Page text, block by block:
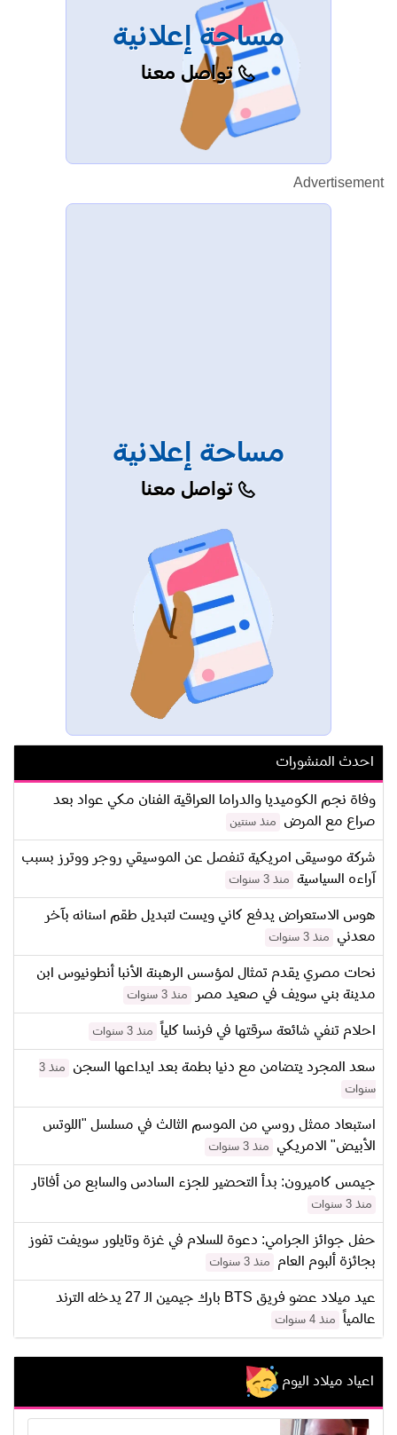
مساحة إعلانية
تواصل معنا
Advertisement
مساحة إعلانية
تواصل معنا
احدث المنشورات
وفاة نجم الكوميديا والدراما العراقية الفنان مكي عواد بعد
صراع مع المرض
منذ سنتين
شركة موسيقى امريكية تنفصل عن الموسيقي روجر ووترز بسبب
آراءه السياسية
منذ 3 سنوات
هوس الاستعراض يدفع كاني ويست لتبديل طقم اسنانه بآخر
معدني
منذ 3 سنوات
نحات مصري يقدم تمثال لمؤسس الرهبنة الأنبا أنطونيوس ابن
مدينة بني سويف في صعيد مصر
منذ 3 سنوات
احلام تنفي شائعة سرقتها في فرنسا كلياً منذ 3 سنوات
سعد المجرد يتضامن مع دنيا بطمة بعد ايداعها السجن
منذ 3
سنوات
استبعاد ممثل روسي من الموسم الثالث في مسلسل "اللوتس
الأبيض" الامريكي
منذ 3 سنوات
جيمس كاميرون: بدأ التحضير للجزء السادس والسابع من أفاتار
منذ 3 سنوات
حفل جوائز الجرامي: دعوة للسلام في غزة وتايلور سويفت تفوز
بجائزة ألبوم العام
منذ 3 سنوات
عيد ميلاد عضو فريق BTS بارك جيمين الـ 27 يدخله الترند
عالمياً
منذ 4 سنوات
اعياد ميلاد اليوم